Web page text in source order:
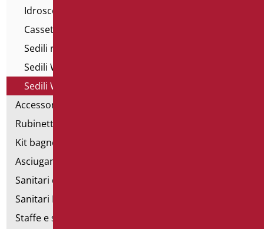
Idroscopini per wc
Cassette di scarico
Sedili rialzati per wc
Sedili WC con apertura
Sedili WC
Accessori bagno
Rubinetteria
Kit bagno a norma
Asciugamani elettrici
Sanitari d'emergenza
Sanitari Inox
Staffe e sostegni per cartongesso